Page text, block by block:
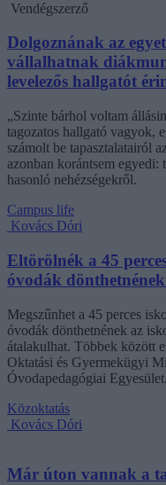
Vendégszerző
Dolgoznának az
vállalhatnak
levelezős hallgatót
„Szinte bárhol voltam
tagozatos hallgató vagyok,
számolt be tapasztalatairól
azonban korántsem egyedi:
hasonló nehézségekről.
Campus life
Kovács Dóri
Eltörölnék a 45
óvodák
Megszűnhet a 45 perces
óvodák dönthetnének az
átalakulhat. Többek között
Oktatási és Gyermekügyi
Óvodapedagógiai Egyesület.
Közoktatás
Kovács Dóri
Már úton vannak a